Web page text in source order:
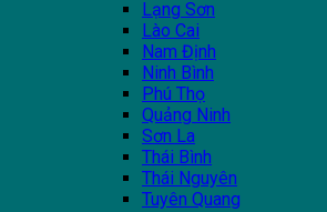
Lạng Sơn
Lào Cai
Nam Định
Ninh Bình
Phú Thọ
Quảng Ninh
Sơn La
Thái Bình
Thái Nguyên
Tuyên Quang